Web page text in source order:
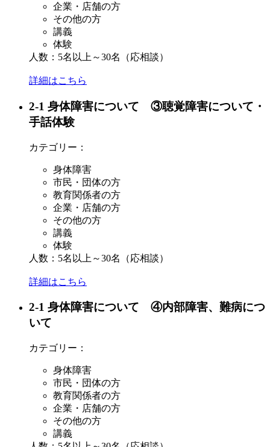
企業・店舗の方
その他の方
講義
体験
人数：5名以上～30名（応相談）
詳細はこちら
2-1 身体障害について ③聴覚障害について・
手話体験
カテゴリー：
身体障害
市民・団体の方
教育関係者の方
企業・店舗の方
その他の方
講義
体験
人数：5名以上～30名（応相談）
詳細はこちら
2-1 身体障害について ④内部障害、難病につ
いて
カテゴリー：
身体障害
市民・団体の方
教育関係者の方
企業・店舗の方
その他の方
講義